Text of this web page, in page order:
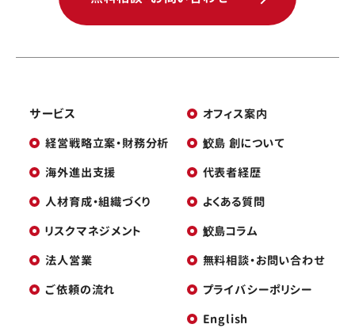
サービス
経営戦略立案・財務分析
海外進出支援
人材育成・組織づくり
リスクマネジメント
法人営業
ご依頼の流れ
オフィス案内
鮫島 創について
代表者経歴
よくある質問
鮫島コラム
無料相談・お問い合わせ
プライバシーポリシー
English